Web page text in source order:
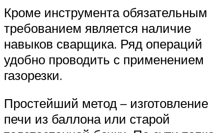
Кроме инструмента обязательным
требованием является наличие
навыков сварщика. Ряд операций
удобно проводить с применением
газорезки.
Простейший метод – изготовление
печи из баллона или старой